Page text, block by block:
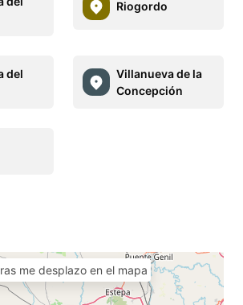
Riogordo
del
Villanueva de la
Concepción
me desplazo en el mapa